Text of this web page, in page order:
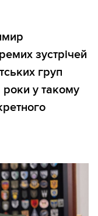
зустрічей
груп
у такому